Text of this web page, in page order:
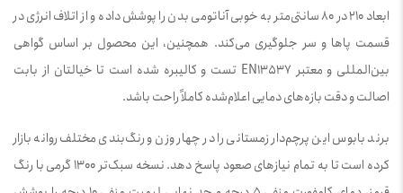
ابعاد 210 در 80 سانتی‌متر به خوبی آناتومی بدن را پوشش داده و از اتلاف انرژی در
قسمت پاها و سر جلوگیری می‌کند. همچنین، این محصول بر اساس گواهی
بین‌المللی و معتبر EN13537 تست و کالیبره شده است تا خیالتان از بابت
اصالت و دقت بازه‌های دمایی اعلام‌شده کاملاً راحت باشد.
برند بابوس این پرچم‌دار زمستانی را در چهار وزن و رنگ‌بندی مختلف روانه بازار
کرده است تا به تمام نیازهای صعود پاسخ دهد. نسخه سبک‌تر 1300 گرمی با رنگ